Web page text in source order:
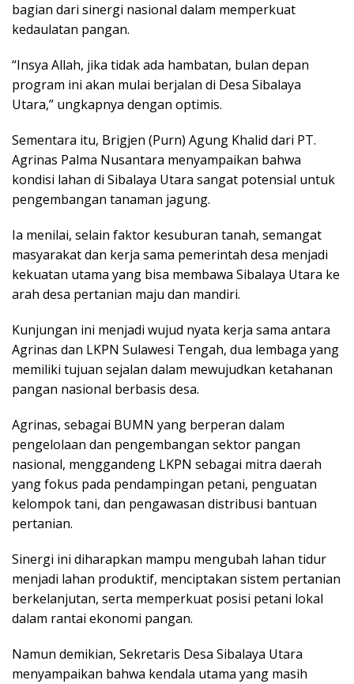
bagian dari sinergi nasional dalam memperkuat
kedaulatan pangan.
“Insya Allah, jika tidak ada hambatan, bulan depan
program ini akan mulai berjalan di Desa Sibalaya
Utara,” ungkapnya dengan optimis.
Sementara itu, Brigjen (Purn) Agung Khalid dari PT.
Agrinas Palma Nusantara menyampaikan bahwa
kondisi lahan di Sibalaya Utara sangat potensial untuk
pengembangan tanaman jagung.
Ia menilai, selain faktor kesuburan tanah, semangat
masyarakat dan kerja sama pemerintah desa menjadi
kekuatan utama yang bisa membawa Sibalaya Utara ke
arah desa pertanian maju dan mandiri.
Kunjungan ini menjadi wujud nyata kerja sama antara
Agrinas dan LKPN Sulawesi Tengah, dua lembaga yang
memiliki tujuan sejalan dalam mewujudkan ketahanan
pangan nasional berbasis desa.
Agrinas, sebagai BUMN yang berperan dalam
pengelolaan dan pengembangan sektor pangan
nasional, menggandeng LKPN sebagai mitra daerah
yang fokus pada pendampingan petani, penguatan
kelompok tani, dan pengawasan distribusi bantuan
pertanian.
Sinergi ini diharapkan mampu mengubah lahan tidur
menjadi lahan produktif, menciptakan sistem pertanian
berkelanjutan, serta memperkuat posisi petani lokal
dalam rantai ekonomi pangan.
Namun demikian, Sekretaris Desa Sibalaya Utara
menyampaikan bahwa kendala utama yang masih